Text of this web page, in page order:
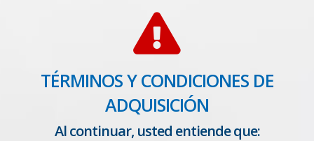
TÉRMINOS Y CONDICIONES DE
ADQUISICIÓN
Al continuar, usted entiende que: